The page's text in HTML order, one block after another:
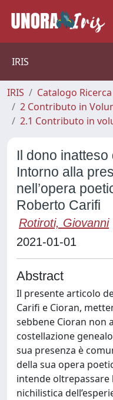
IRIS
IRIS
Catalogo
2 Contributo in
2.1 Contributo in
Il dono
Intorno alla
nell’opera
Roberto Carifi
Rotiroti, Giovanni
2021-01-01
Abstract
Il presente articolo
Carifi e Cioran,
sebbene Cioran non
costellazione
sua presenza è
della sua opera
intende oltrepassare
nichilistica